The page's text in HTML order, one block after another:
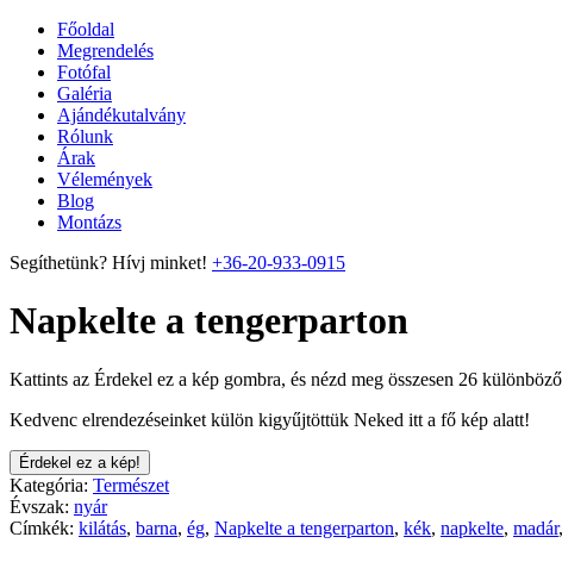
Főoldal
Megrendelés
Fotófal
Galéria
Ajándékutalvány
Rólunk
Árak
Vélemények
Blog
Montázs
Segíthetünk? Hívj minket! +36-20-933-0915
Napkelte a tengerparton
Kattints az Érdekel ez a kép gombra, és nézd meg összesen 26
Kedvenc elrendezéseinket külön kigyűjtöttük Neked itt a fő kép alatt!
Érdekel ez a kép!
Kategória: Természet
Évszak: nyár
Címkék: kilátás, barna, ég, Napkelte a tengerparton, kék, napkelte, madár,